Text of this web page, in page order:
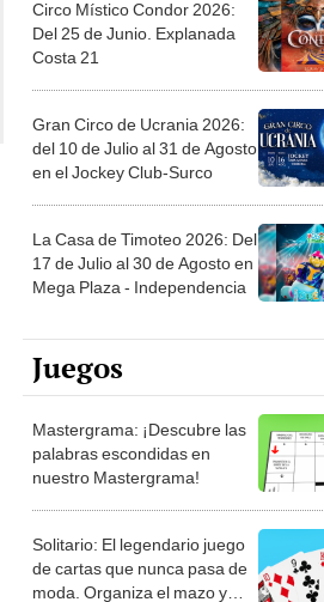
Circo Místico Condor 2026:
Del 25 de Junio. Explanada
Costa 21
Gran Circo de Ucrania 2026:
del 10 de Julio al 31 de Agosto
en el Jockey Club-Surco
La Casa de Timoteo 2026: Del
17 de Julio al 30 de Agosto en
Mega Plaza - Independencia
Juegos
Mastergrama: ¡Descubre las
palabras escondidas en
nuestro Mastergrama!
Solitario: El legendario juego
de cartas que nunca pasa de
moda. Organiza el mazo y